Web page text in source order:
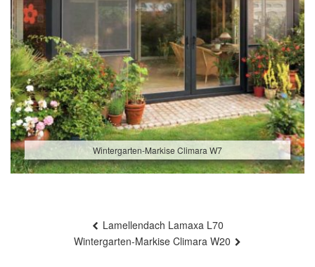
Wintergarten-Markise Climara W7
Lamellendach Lamaxa L70
Wintergarten-Markise Climara W20